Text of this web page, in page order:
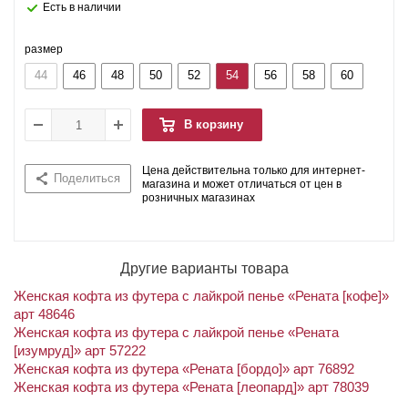
Есть в наличии
размер
44 46 48 50 52 54 56 58 60
В корзину
Поделиться
Цена действительна только для интернет-
магазина и может отличаться от цен в
розничных магазинах
Другие варианты товара
Женская кофта из футера с лайкрой пенье «Рената [кофе]»
арт 48646
Женская кофта из футера с лайкрой пенье «Рената
[изумруд]» арт 57222
Женская кофта из футера «Рената [бордо]» арт 76892
Женская кофта из футера «Рената [леопард]» арт 78039